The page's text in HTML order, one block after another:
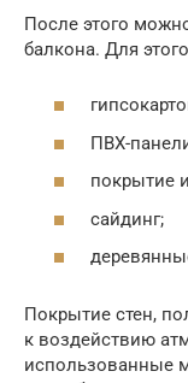
После этого
балкона. Для
ПВХ-
покрытие
сайдинг;
Покрытие стен,
к воздействию
использованные